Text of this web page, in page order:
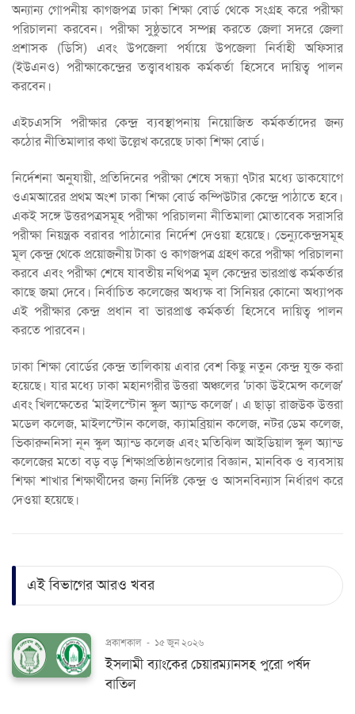
অন্যান্য গোপনীয় কাগজপত্র ঢাকা শিক্ষা বোর্ড থেকে সংগ্রহ করে পরীক্ষা
পরিচালনা করবেন। পরীক্ষা সুষ্ঠুভাবে সম্পন্ন করতে জেলা সদরে জেলা
প্রশাসক (ডিসি) এবং উপজেলা পর্যায়ে উপজেলা নির্বাহী অফিসার
(ইউএনও) পরীক্ষাকেন্দ্রের তত্ত্বাবধায়ক কর্মকর্তা হিসেবে দায়িত্ব পালন
করবেন।
এইচএসসি পরীক্ষার কেন্দ্র ব্যবস্থাপনায় নিয়োজিত কর্মকর্তাদের জন্য
কঠোর নীতিমালার কথা উল্লেখ করেছে ঢাকা শিক্ষা বোর্ড।
নির্দেশনা অনুযায়ী, প্রতিদিনের পরীক্ষা শেষে সন্ধ্যা ৭টার মধ্যে ডাকযোগে
ওএমআরের প্রথম অংশ ঢাকা শিক্ষা বোর্ড কম্পিউটার কেন্দ্রে পাঠাতে হবে।
একই সঙ্গে উত্তরপত্রসমূহ পরীক্ষা পরিচালনা নীতিমালা মোতাবেক সরাসরি
পরীক্ষা নিয়ন্ত্রক বরাবর পাঠানোর নির্দেশ দেওয়া হয়েছে। ভেন্যুকেন্দ্রসমূহ
মূল কেন্দ্র থেকে প্রয়োজনীয় টাকা ও কাগজপত্র গ্রহণ করে পরীক্ষা পরিচালনা
করবে এবং পরীক্ষা শেষে যাবতীয় নথিপত্র মূল কেন্দ্রের ভারপ্রাপ্ত কর্মকর্তার
কাছে জমা দেবে। নির্বাচিত কলেজের অধ্যক্ষ বা সিনিয়র কোনো অধ্যাপক
এই পরীক্ষার কেন্দ্র প্রধান বা ভারপ্রাপ্ত কর্মকর্তা হিসেবে দায়িত্ব পালন
করতে পারবেন।
ঢাকা শিক্ষা বোর্ডের কেন্দ্র তালিকায় এবার বেশ কিছু নতুন কেন্দ্র যুক্ত করা
হয়েছে। যার মধ্যে ঢাকা মহানগরীর উত্তরা অঞ্চলের ‘ঢাকা উইমেন্স কলেজ’
এবং খিলক্ষেতের ‘মাইলস্টোন স্কুল অ্যান্ড কলেজ’। এ ছাড়া রাজউক উত্তরা
মডেল কলেজ, মাইলস্টোন কলেজ, ক্যামব্রিয়ান কলেজ, নটর ডেম কলেজ,
ভিকারুননিসা নূন স্কুল অ্যান্ড কলেজ এবং মতিঝিল আইডিয়াল স্কুল অ্যান্ড
কলেজের মতো বড় বড় শিক্ষাপ্রতিষ্ঠানগুলোর বিজ্ঞান, মানবিক ও ব্যবসায়
শিক্ষা শাখার শিক্ষার্থীদের জন্য নির্দিষ্ট কেন্দ্র ও আসনবিন্যাস নির্ধারণ করে
দেওয়া হয়েছে।
এই বিভাগের আরও খবর
প্রকাশকাল - ১৫ জুন ২০২৬
ইসলামী ব্যাংকের চেয়ারম্যানসহ পুরো পর্ষদ
বাতিল